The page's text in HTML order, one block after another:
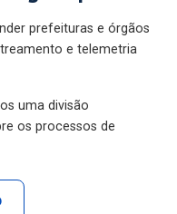
prefeituras e órgãos
e telemetria
uma divisão
os processos de